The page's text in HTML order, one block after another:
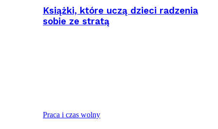
Książki, które uczą dzieci radzenia
sobie ze stratą
Praca i czas wolny